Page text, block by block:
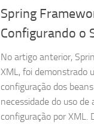
Spring
Configurando o
No artigo anterior,
XML, foi demonstrado
configuração dos
necessidade do uso de
configuração por XML.